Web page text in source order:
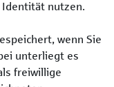
Identität nutzen.
wenn Sie
unterliegt es
freiwillige